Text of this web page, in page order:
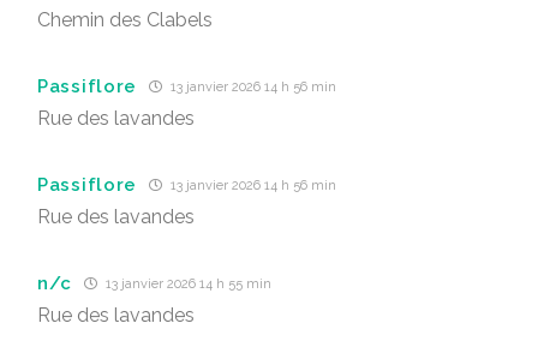
Chemin des Clabels
Passiflore 13 janvier 2026 14 h 56 min
Rue des lavandes
Passiflore 13 janvier 2026 14 h 56 min
Rue des lavandes
n/c 13 janvier 2026 14 h 55 min
Rue des lavandes